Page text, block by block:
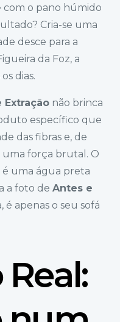
com o pano húmido
Cria-se uma
desce para a
da Foz, a
dias.
Extração não brinca
específico que
das fibras e, de
uma força brutal. O
é uma água preta
a foto de Antes e
apenas o seu sofá